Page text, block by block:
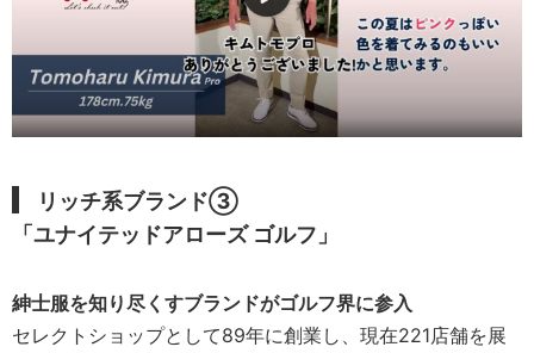
リッチ系ブランド③
「ユナイテッドアローズ ゴルフ」
紳士服を知り尽くすブランドがゴルフ界に参入
セレクトショップとして89年に創業し、現在221店舗を展